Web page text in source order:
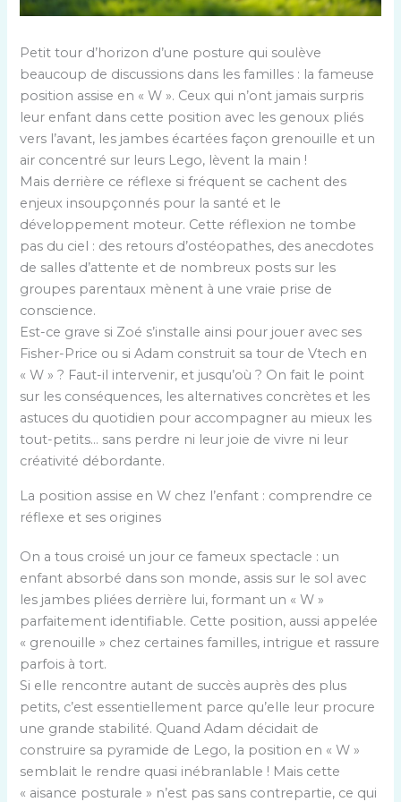
Petit tour d’horizon d’une posture qui soulève
beaucoup de discussions dans les familles : la fameuse
position assise en « W ». Ceux qui n’ont jamais surpris
leur enfant dans cette position avec les genoux pliés
vers l’avant, les jambes écartées façon grenouille et un
air concentré sur leurs Lego, lèvent la main !
Mais derrière ce réflexe si fréquent se cachent des
enjeux insoupçonnés pour la santé et le
développement moteur. Cette réflexion ne tombe
pas du ciel : des retours d’ostéopathes, des anecdotes
de salles d’attente et de nombreux posts sur les
groupes parentaux mènent à une vraie prise de
conscience.
Est-ce grave si Zoé s’installe ainsi pour jouer avec ses
Fisher-Price ou si Adam construit sa tour de Vtech en
« W » ? Faut-il intervenir, et jusqu’où ? On fait le point
sur les conséquences, les alternatives concrètes et les
astuces du quotidien pour accompagner au mieux les
tout-petits… sans perdre ni leur joie de vivre ni leur
créativité débordante.
La position assise en W chez l’enfant : comprendre ce
réflexe et ses origines
On a tous croisé un jour ce fameux spectacle : un
enfant absorbé dans son monde, assis sur le sol avec
les jambes pliées derrière lui, formant un « W »
parfaitement identifiable. Cette position, aussi appelée
« grenouille » chez certaines familles, intrigue et rassure
parfois à tort.
Si elle rencontre autant de succès auprès des plus
petits, c’est essentiellement parce qu’elle leur procure
une grande stabilité. Quand Adam décidait de
construire sa pyramide de Lego, la position en « W »
semblait le rendre quasi inébranlable ! Mais cette
« aisance posturale » n’est pas sans contrepartie, ce qui